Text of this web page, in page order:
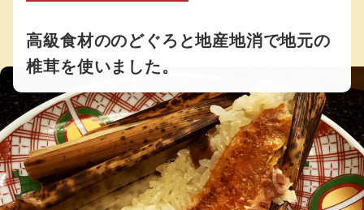
高級食材ののどぐろと地産地消で地元の
椎茸を使いました。